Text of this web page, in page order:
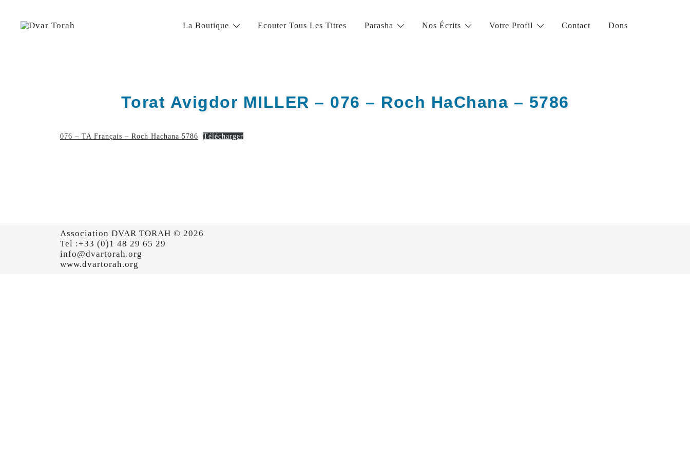
content
La Boutique Ecouter Tous Les Titres Parasha Nos Écrits Votre Profil Contact Dons
Torat Avigdor MILLER – 076 – Roch HaChana – 5786
076 – TA Français – Roch Hachana 5786 Télécharger
Association DVAR TORAH © 2026
Tel :+33 (0)1 48 29 65 29
info@dvartorah.org
www.dvartorah.org